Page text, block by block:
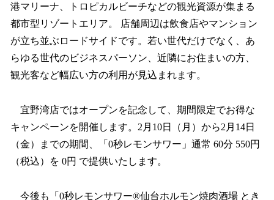
港マリーナ、トロピカルビーチなどの観光資源が集まる
都市型リゾートエリア。 店舗周辺は飲食店やマンション
が立ち並ぶロードサイドです。若い世代だけでなく、あ
らゆる世代のビジネスパーソン、近隣にお住まいの方、
観光客など幅広い方の利用が見込まれます。
宜野湾店ではオープンを記念して、期間限定でお得な
キャンペーンを開催します。2月10日（月）から2月14日
（金）までの期間、「0秒レモンサワー」通常 60分 550円
（税込）を 0円 で提供いたします。
今後も「0秒レモンサワー®仙台ホルモン焼肉酒場 とき